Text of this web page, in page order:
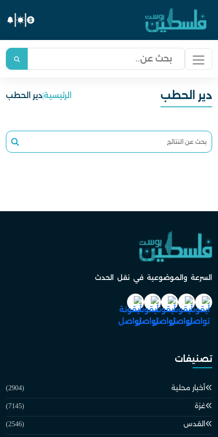
دير الحطب الرئيسية|دير الحطب
السرعة والموضوعية في نقل الحدث
تصنيفات
أخبار محلية (2904)
غزة (7145)
القدس (2546)